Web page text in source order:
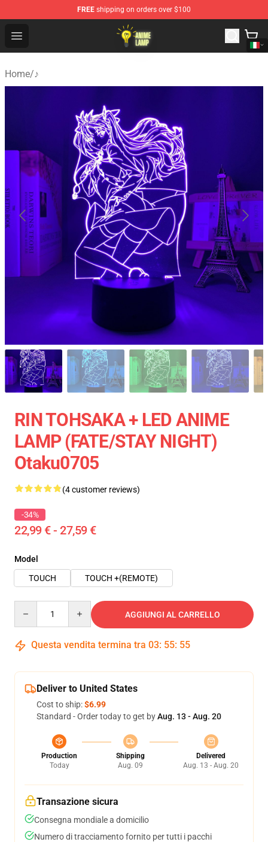
FREE shipping on orders over $100
Open menu
Anime Lamp Shop - The Best Store of Anime Lamp
Home/♪
RIN TOHSAKA + LED ANIME
LAMP (FATE/STAY NIGHT)
Otaku0705
(4 customer reviews)
-34%
22,99 € - 27,59 €
Model
TOUCH
TOUCH +(REMOTE)
AGGIUNGI AL CARRELLO
Questa vendita termina tra 03: 55: 54
Deliver to United States
Cost to ship:$6.99
Standard - Order today to get byAug. 13 - Aug. 20
Production
Today
Shipping
Aug. 09
Delivered
Aug. 13 - Aug. 20
Transazione sicura
Consegna mondiale a domicilio
Numero di tracciamento fornito per tutti i pacchi